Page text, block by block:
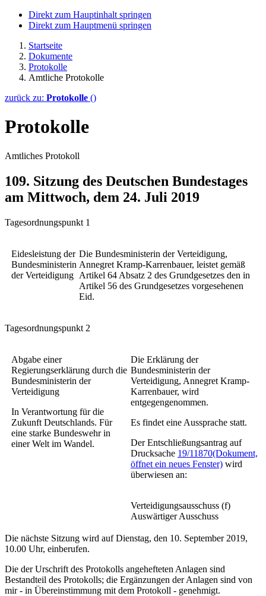
Direkt zum Hauptinhalt springen
Direkt zum Hauptmenü springen
Startseite
Dokumente
Protokolle
Amtliche Protokolle
zurück zu: Protokolle ()
Protokolle
Amtliches Protokoll
109. Sitzung des Deutschen Bundestages
am Mittwoch, dem 24. Juli 2019
Tagesordnungspunkt 1
Eidesleistung der
Bundesministerin
der Verteidigung
Die Bundesministerin der Verteidigung,
Annegret Kramp-Karrenbauer, leistet gemäß
Artikel 64 Absatz 2 des Grundgesetzes den in
Artikel 56 des Grundgesetzes vorgesehenen
Eid.
Tagesordnungspunkt 2
Abgabe einer
Regierungserklärung durch die
Bundesministerin der
Verteidigung
In Verantwortung für die
Zukunft Deutschlands. Für
eine starke Bundeswehr in
einer Welt im Wandel.
Die Erklärung der
Bundesministerin der
Verteidigung, Annegret Kramp-
Karrenbauer, wird
entgegengenommen.
Es findet eine Aussprache statt.
Der Entschließungsantrag auf
Drucksache 19/11870(Dokument,
öffnet ein neues Fenster) wird
überwiesen an:
Verteidigungsausschuss (f)
Auswärtiger Ausschuss
Die nächste Sitzung wird auf Dienstag, den 10. September 2019,
10.00 Uhr, einberufen.
Die der Urschrift des Protokolls angehefteten Anlagen sind
Bestandteil des Protokolls; die Ergänzungen der Anlagen sind von
mir - in Übereinstimmung mit dem Protokoll - genehmigt.